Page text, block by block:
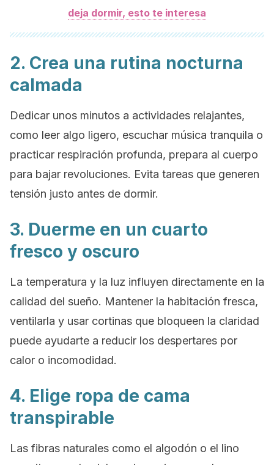
deja dormir, esto te interesa
2. Crea una rutina nocturna
calmada
Dedicar unos minutos a actividades relajantes,
como leer algo ligero, escuchar música tranquila o
practicar respiración profunda, prepara al cuerpo
para bajar revoluciones. Evita tareas que generen
tensión justo antes de dormir.
3. Duerme en un cuarto
fresco y oscuro
La temperatura y la luz influyen directamente en la
calidad del sueño. Mantener la habitación fresca,
ventilarla y usar cortinas que bloqueen la claridad
puede ayudarte a reducir los despertares por
calor o incomodidad.
4. Elige ropa de cama
transpirable
Las fibras naturales como el algodón o el lino